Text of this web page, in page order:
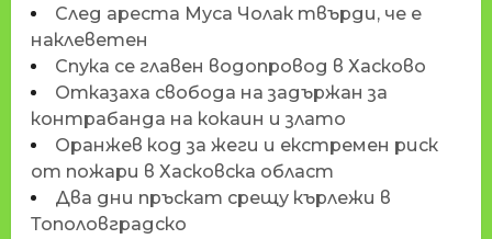
След ареста Муса Чолак твърди, че е
наклеветен
Спука се главен водопровод в Хасково
Отказаха свобода на задържан за
контрабанда на кокаин и злато
Оранжев код за жеги и екстремен риск
от пожари в Хасковска област
Два дни пръскат срещу кърлежи в
Тополовградско